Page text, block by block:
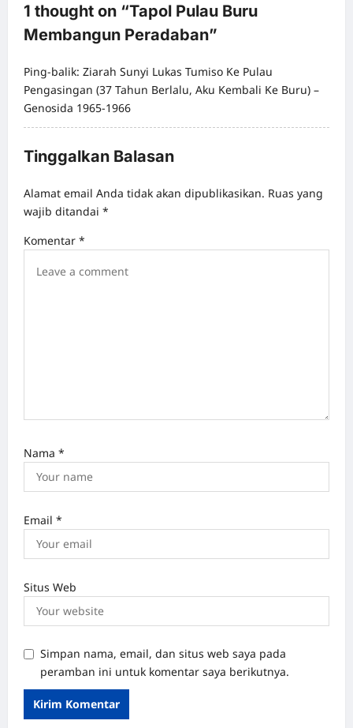
a
v
i
g
a
o
n
1 thought on “Tapol Pulau Buru
Membangun Peradaban”
Ping-balik: Ziarah Sunyi Lukas Tumiso Ke Pulau
Pengasingan (37 Tahun Berlalu, Aku Kembali Ke Buru) –
Genosida 1965-1966
Tinggalkan Balasan
Alamat email Anda tidak akan dipublikasikan. Ruas yang
wajib ditandai *
Komentar *
Nama *
Email *
Situs Web
Simpan nama, email, dan situs web saya pada
peramban ini untuk komentar saya berikutnya.